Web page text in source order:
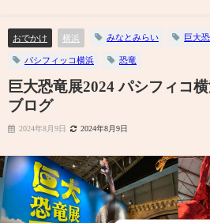
おでかけ 横浜 みなとみらい 巨大
パシフィッコ横浜 恐竜
巨大恐竜展2024 パシフィコ
ブログ
2024年8月9日 2024年8月9日